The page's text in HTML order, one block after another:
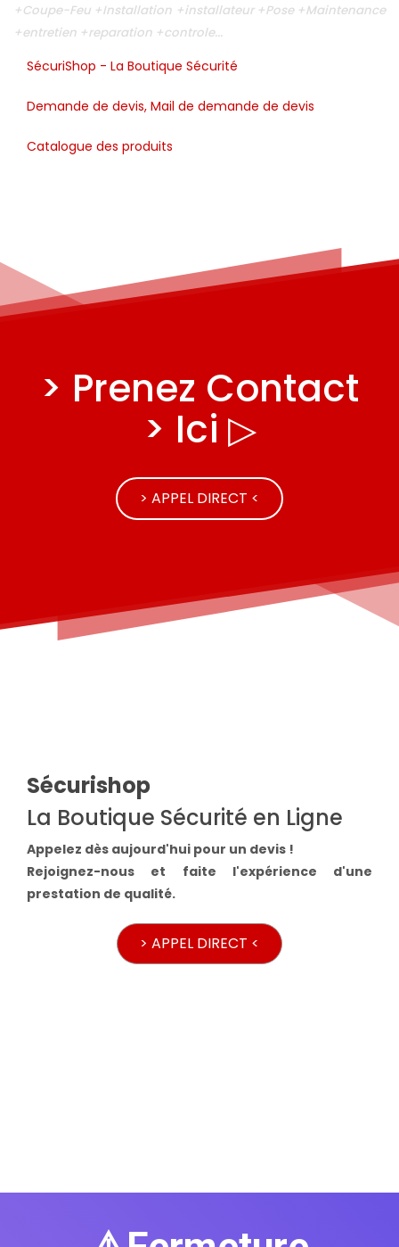
+Coupe-Feu +Installation +installateur +Pose +Maintenance
+entretien +reparation +controle...
SécuriShop - La Boutique Sécurité
Demande de devis, Mail de demande de devis
Catalogue des produits
> Prenez Contact
> Ici ▷
> APPEL DIRECT <
Sécurishop
La Boutique Sécurité en Ligne
Appelez dès aujourd'hui pour un devis !
Rejoignez-nous et faite l'expérience d'une
prestation de qualité.
> APPEL DIRECT <